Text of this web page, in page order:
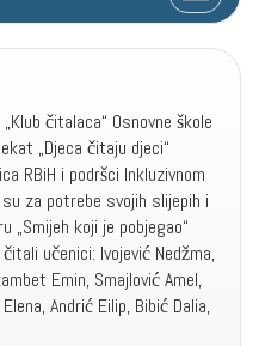
čitalaca“ Osnovne škole
„Djeca čitaju djeci“
RBiH i podršci Inkluzivnom
za potrebe svojih slijepih i
„Smijeh koji je pobjegao“
učenici: Ivojević Nedžma,
Emin, Smajlović Amel,
Andrić Eilip, Bibić Dalia,